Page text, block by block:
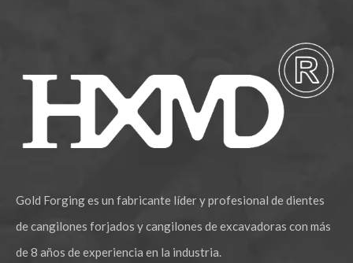
Gold Forging es un fabricante líder y profesional de dientes
de cangilones forjados y cangilones de excavadoras con más
de 8 años de experiencia en la industria.